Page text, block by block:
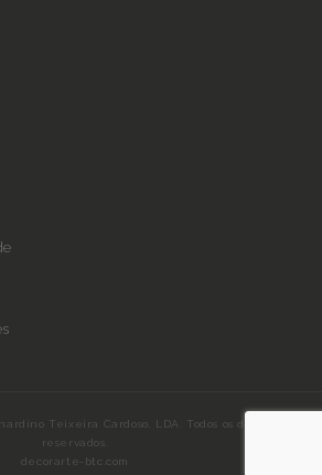
Teixeira Cardoso, LDA. Todos os direitos
reservados.
decorarte-btc.com